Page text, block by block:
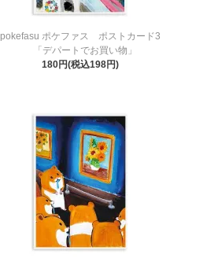
pokefasu ポケファス ポストカード3
「デパートでお買い物」
180円(税込198円)